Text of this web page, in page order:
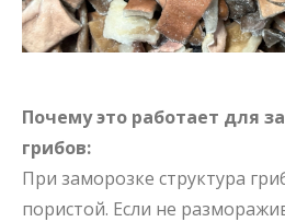
Почему это работает для
грибов:
При заморозке структура
пористой. Если не